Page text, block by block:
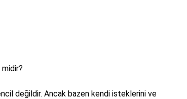
değildir. Ancak bazen kendi isteklerini ve